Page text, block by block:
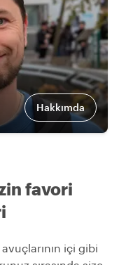
Hakkımda
favori
içi gibi